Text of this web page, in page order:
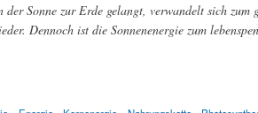
der Sonne zur Erde gelangt, verwandelt sich
Dennoch ist die Sonnenenergie zum